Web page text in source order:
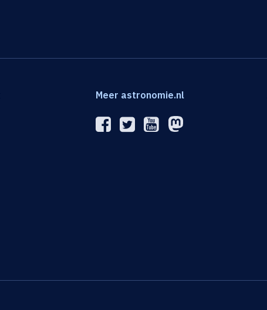
Meer astronomie.nl